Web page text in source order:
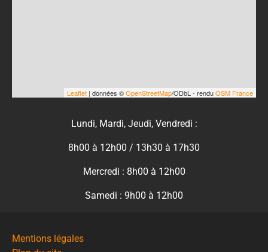
Leaflet | données ©OpenStreetMap/ODbL - renduOSM France
Lundi, Mardi, Jeudi, Vendredi :
8h00 à 12h00 / 13h30 à 17h30
Mercredi : 8h00 à 12h00
Samedi : 9h00 à 12h00
Mentions légales